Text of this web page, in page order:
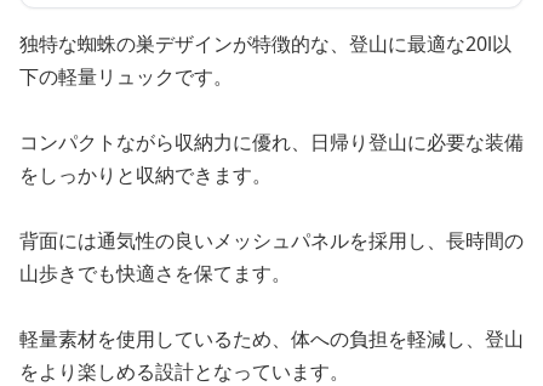
独特な蜘蛛の巣デザインが特徴的な、登山に最適な20l以
下の軽量リュックです。
コンパクトながら収納力に優れ、日帰り登山に必要な装備
をしっかりと収納できます。
背面には通気性の良いメッシュパネルを採用し、長時間の
山歩きでも快適さを保てます。
軽量素材を使用しているため、体への負担を軽減し、登山
をより楽しめる設計となっています。